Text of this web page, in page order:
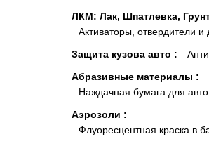
ЛКМ: Лак, Шпатлевка,
Активаторы, отвердители и
Защита кузова авто :
Абразивные материалы :
Наждачная бумага для авто
Аэрозоли :
Флуоресцентная краска в